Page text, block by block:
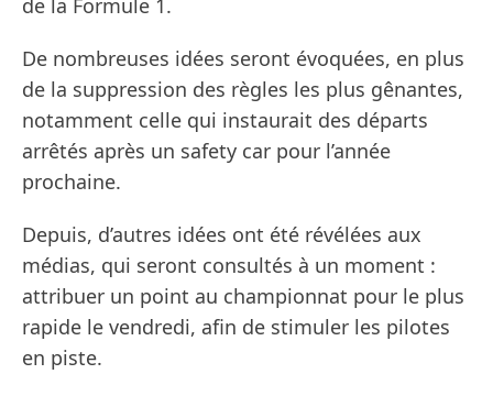
de la Formule 1.
De nombreuses idées seront évoquées, en plus
de la suppression des règles les plus gênantes,
notamment celle qui instaurait des départs
arrêtés après un safety car pour l’année
prochaine.
Depuis, d’autres idées ont été révélées aux
médias, qui seront consultés à un moment :
attribuer un point au championnat pour le plus
rapide le vendredi, afin de stimuler les pilotes
en piste.